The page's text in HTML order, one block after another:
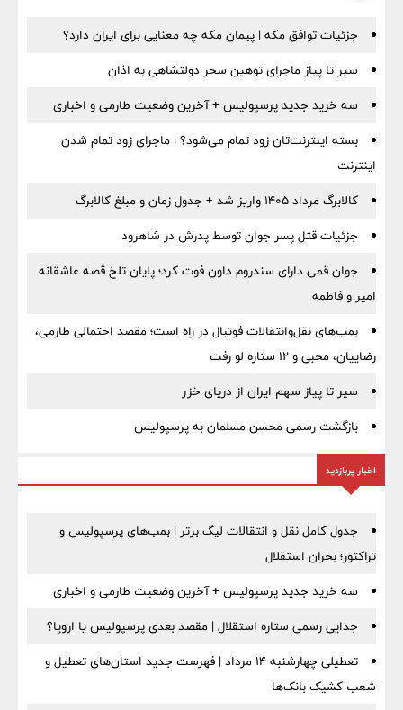
جزئیات توافق مکه | پیمان مکه چه معنایی برای ایران دارد؟
سیر تا پیاز ماجرای توهین سحر دولتشاهی به اذان
سه خرید جدید پرسپولیس + آخرین وضعیت طارمی و اخباری
بسته اینترنت‌تان زود تمام می‌شود؟ | ماجرای زود تمام شدن
اینترنت
کالابرگ مرداد ۱۴۰۵ واریز شد + جدول زمان و مبلغ کالابرگ
جزئیات قتل پسر جوان توسط پدرش در شاهرود
جوان قمی دارای سندروم داون فوت کرد؛ پایان تلخ قصه عاشقانه
امیر و فاطمه
بمب‌های نقل‌وانتقالات فوتبال در راه است؛ مقصد احتمالی طارمی،
رضاییان، محبی و ۱۲ ستاره لو رفت
سیر تا پیاز سهم ایران از دریای خزر
بازگشت رسمی محسن مسلمان به پرسپولیس
اخبار پربازدید
جدول کامل نقل و انتقالات لیگ برتر | بمب‌های پرسپولیس و
تراکتور؛ بحران استقلال
سه خرید جدید پرسپولیس + آخرین وضعیت طارمی و اخباری
جدایی رسمی ستاره استقلال | مقصد بعدی پرسپولیس یا اروپا؟
تعطیلی چهارشنبه ۱۴ مرداد | فهرست جدید استان‌های تعطیل و
شعب کشیک بانک‌ها